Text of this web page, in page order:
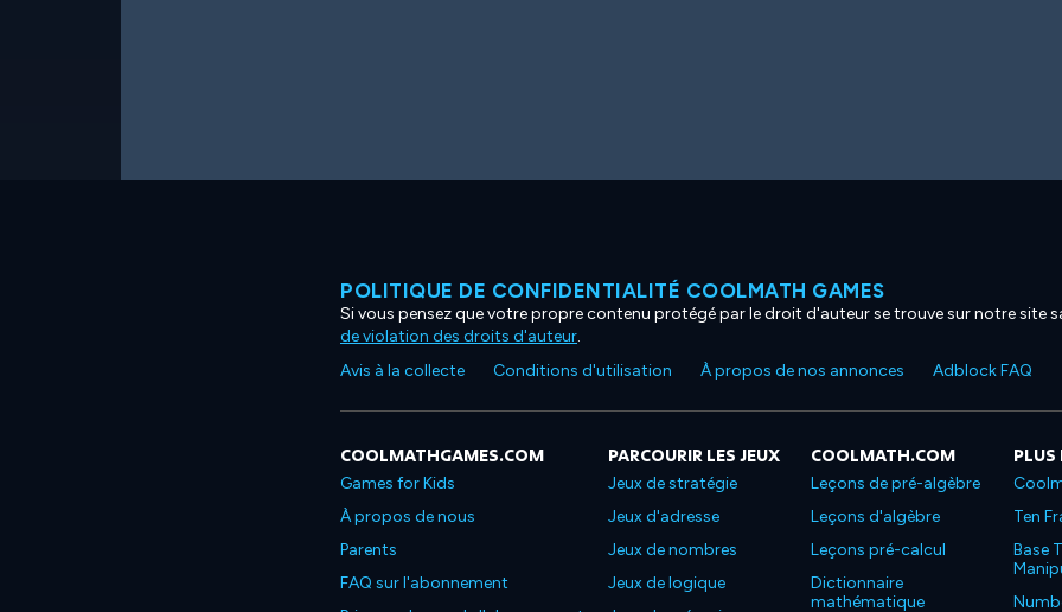
POLITIQUE DE CONFIDENTIALITÉ COOLMATH GAMES
Si vous pensez que votre propre contenu protégé par le droit d'auteur se trouve sur notre site
de violation des droits d'auteur.
Avis à la collecte
Conditions d'utilisation À propos de nos annonces Adblock FAQ
COOLMATHGAMES.COM
Games for Kids
À propos de nous
Parents
FAQ sur l'abonnement
PARCOURIR LES JEUX
Jeux de stratégie
Jeux d'adresse
Jeux de nombres
Jeux de logique
COOLMATH.COM
Leçons de pré-algèbre
Leçons d'algèbre
Leçons pré-calcul
Dictionnaire
mathématique
PLUS
Ten
Base